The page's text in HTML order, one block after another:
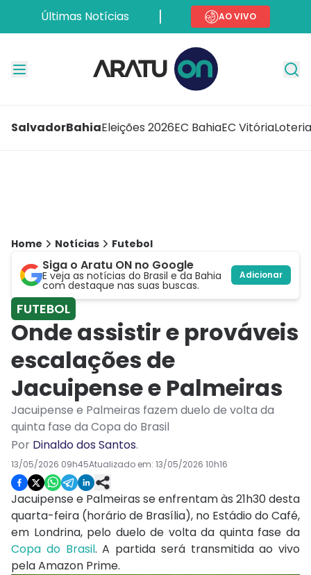
Últimas Notícias AO VIVO
SalvadorBahiaEleições 2026EC BahiaEC Vitória
Home Notícias Futebol
Siga o Aratu ON no Google
E veja as notícias do Brasil e da Bahia
com destaque nas suas buscas.
Adicionar
FUTEBOL
Onde assistir e prováveis
escalações de
Jacuipense e Palmeiras
Jacuipense e Palmeiras fazem duelo de volta da
quinta fase da Copa do Brasil
Por Dinaldo dos Santos.
13/05/2026 09h45Atualizado em: 13/05/2026 10h16
Jacuipense e Palmeiras se enfrentam às 21h30 desta
quarta-feira (horário de Brasília), no Estádio do Café,
em Londrina, pelo duelo de volta da quinta fase da
Copa do Brasil. A partida será transmitida ao vivo
pela Amazon Prime.